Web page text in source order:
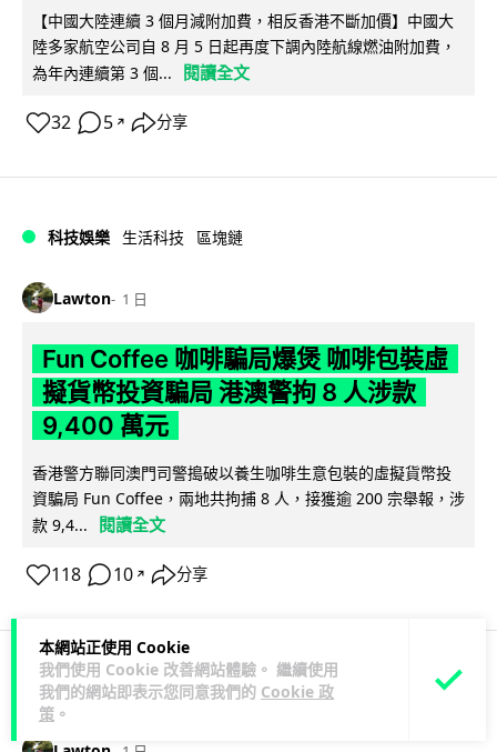
本網站正使用 Cookie
我們使用 Cookie 改善網站體驗。 繼續使用
我們的網站即表示您同意我們的 Cookie 政
策 。
【中國大陸連續 3 個月減附加費，相反香港不斷加價】中國大
陸多家航空公司自 8 月 5 日起再度下調內陸航線燃油附加費，
為年內連續第 3 個...
閱讀全文
32 5 ↗ 分享
科技娛樂 生活科技 區塊鏈
Lawton 1 日
Fun Coffee 咖啡騙局爆煲 咖啡包裝虛
擬貨幣投資騙局 港澳警拘 8 人涉款
9,400 萬元
香港警方聯同澳門司警搗破以養生咖啡生意包裝的虛擬貨幣投
資騙局 Fun Coffee，兩地共拘捕 8 人，接獲逾 200 宗舉報，涉
款 9,4...
閱讀全文
118 10 ↗ 分享
科技娛樂 生活科技 智慧城市